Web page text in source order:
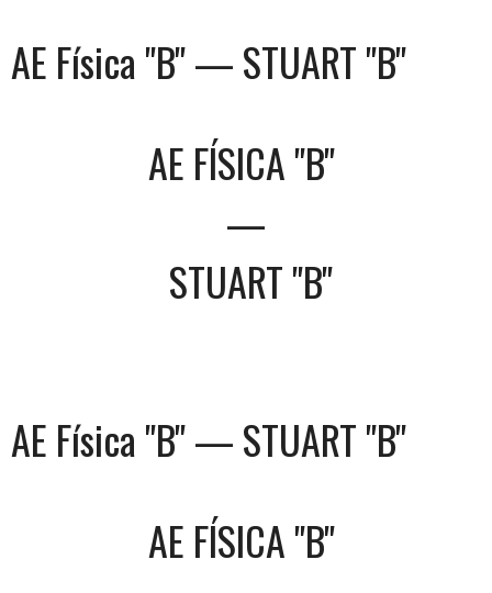
AE Física "B" — STUART "B"
AE FÍSICA "B"
—
STUART "B"
AE Física "B" — STUART "B"
AE FÍSICA "B"